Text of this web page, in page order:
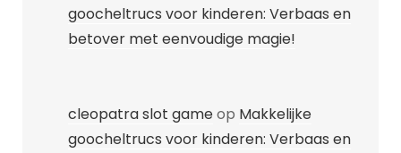
goocheltrucs voor kinderen: Verbaas en
betover met eenvoudige magie!
cleopatra slot gameop Makkelijke
goocheltrucs voor kinderen: Verbaas en